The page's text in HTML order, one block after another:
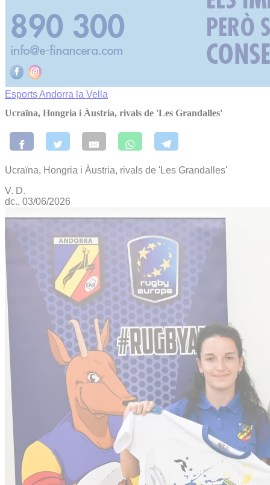
EsportsAndorra la Vella
Ucraïna, Hongria i Àustria, rivals de 'Les Grandalles'
Ucraïna, Hongria i Àustria, rivals de 'Les Grandalles'
V. D.
dc., 03/06/2026